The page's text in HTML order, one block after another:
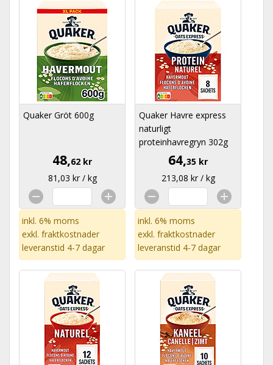
Quaker Gröt 600g
48,62 kr
81,03 kr / kg
inkl. 6% moms
exkl. fraktkostnader
leveranstid 4-7 dagar
Quaker Havre express
naturligt
proteinhavregryn 302g
64,35 kr
213,08 kr / kg
inkl. 6% moms
exkl. fraktkostnader
leveranstid 4-7 dagar